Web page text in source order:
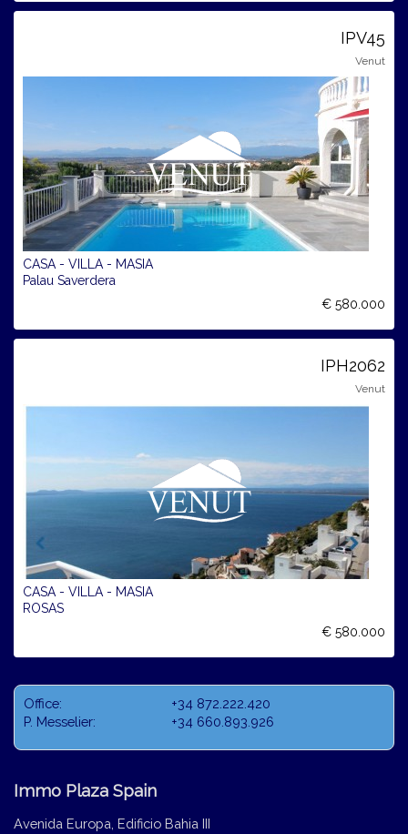
IPV45
Venut
CASA - VILLA - MASIA
Palau Saverdera
€ 580.000
IPH2062
Venut
CASA - VILLA - MASIA
ROSAS
€ 580.000
Office:
+34 872.222.420
P. Messelier:
+34 660.893.926
Immo Plaza Spain
Avenida Europa, Edificio Bahia III